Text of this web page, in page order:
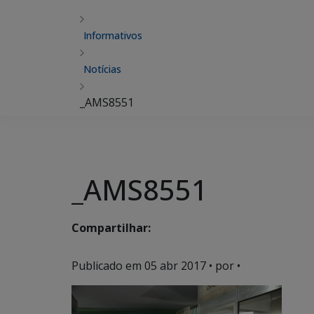
Informativos
Notícias
_AMS8551
_AMS8551
Compartilhar:
Publicado em 05 abr 2017 • por •